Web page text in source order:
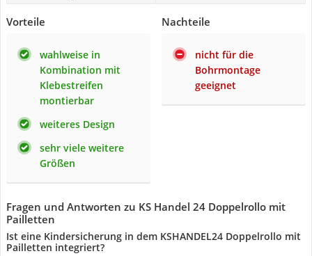
Vorteile
wahlweise in
Kombination mit
Klebestreifen
montierbar
weiteres Design
sehr viele weitere
Größen
Nachteile
nicht für die
Bohrmontage
geeignet
Fragen und Antworten zu KS Handel 24 Doppelrollo mit
Pailletten
Ist eine Kindersicherung in dem KSHANDEL24 Doppelrollo mit
Pailletten integriert?